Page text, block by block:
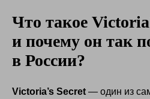
Что такое
и почему он так
в России?
Victoria’s Secret — один из